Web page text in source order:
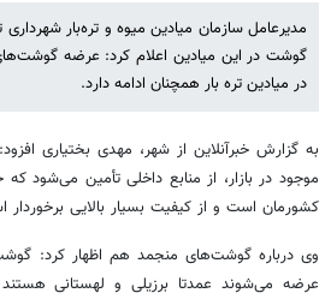
مدیرعامل سازمان میادین میوه و تره‌بار
گوشت در این میادین اعلام کرد: عرضه
در میادین تره بار همچنان ادامه دارد.
به گزارش خبرآنلاین از شهر، مهدی بختیاری
موجود در بازار، از منابع داخلی تأمین می‌شود
کشورمان است و از کیفیت بسیار بالایی برخوردار
وی درباره گوشت‌های منجمد هم اظهار کرد:
عرضه می‌شوند عمدتا برزیلی و لهستانی